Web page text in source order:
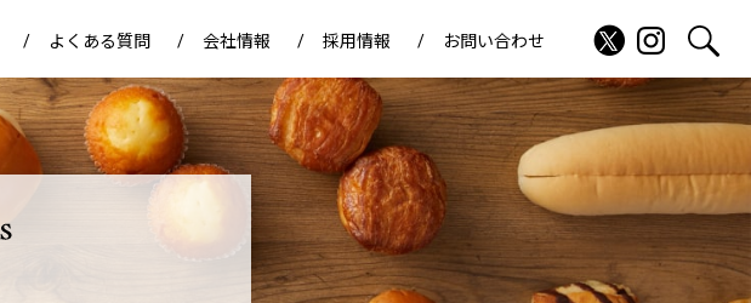
よくある質問 会社情報 採用情報 お問い合わせ